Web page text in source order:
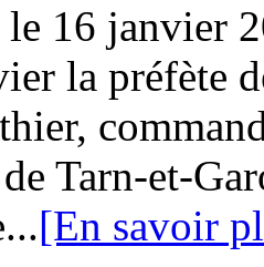
16 janvier
la préfète
Tarn-et-
[En savoir